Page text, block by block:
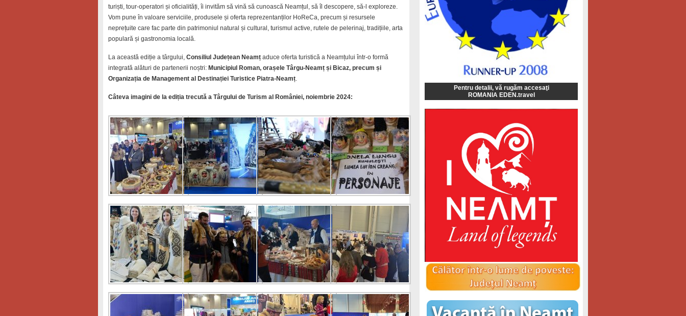
turiști, tour-operatori și oficialități, îi invităm să vină să cunoască Neamțul, să îl descopere, să-l exploreze.
Vom pune în valoare serviciile, produsele și oferta reprezentanților HoReCa, precum și resursele
neprețuite care fac parte din patrimoniul natural și cultural, turismul active, rutele de pelerinaj, tradițiile, arta
populară și gastronomia locală.
La această ediție a târgului, Consiliul Județean Neamț aduce oferta turistică a Neamțului într-o formă
integrată alături de partenerii noștri: Municipiul Roman, orașele Târgu-Neamț și Bicaz, precum și
Organizația de Management al Destinației Turistice Piatra-Neamț.
Câteva imagini de la ediția trecută a Târgului de Turism al României, noiembrie 2024:
Pentru detalii, vă rugăm accesaţi
ROMANIA EDEN.travel